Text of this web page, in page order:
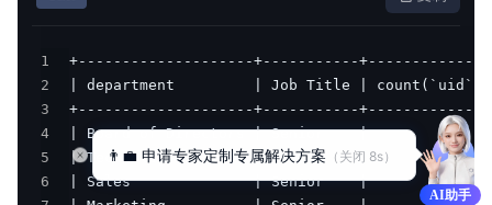
1
2
3
4
5
6
AI助手
👨‍💼 申请专家定制专属解决方案 （关闭 8s）